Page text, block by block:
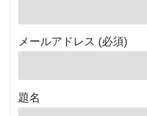
メールアドレス (必須)
題名